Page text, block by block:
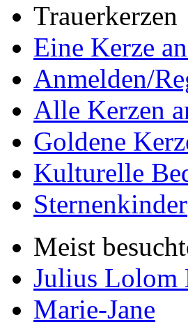
Trauerkerzen
Eine Kerze
Anmelden/
Alle Kerzen
Goldene
Kulturelle
Sternenkinder
Meist
Julius Lolom
Marie-Jane